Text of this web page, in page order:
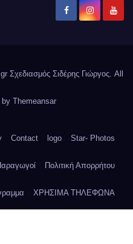
Σιδέρης Γιώργος. All
by Themeansar
Contact logo Star- Photos
Πολιτική Απορρήτου
ΧΡΗΣΙΜΑ ΤΗΛΕΦΩΝΑ